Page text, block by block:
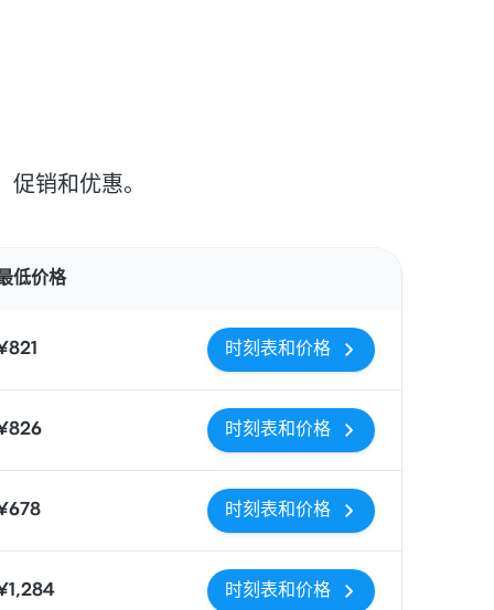
促销和优惠。
低价格
时刻表和价格
时刻表和价格
时刻表和价格
时刻表和价格